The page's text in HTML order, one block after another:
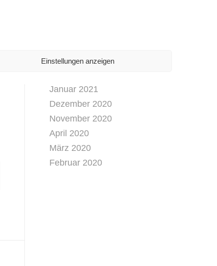
Einstellungen anzeigen
März 2021
Januar 2021
Dezember 2020
November 2020
April 2020
März 2020
Februar 2020